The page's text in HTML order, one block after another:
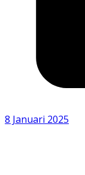
8 Januari 2025